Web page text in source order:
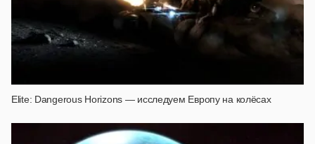
Elite: Dangerous Horizons — исследуем Европу на колёсах